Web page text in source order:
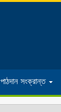
পাঠদান সংক্রান্ত